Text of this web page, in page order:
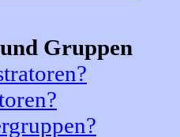
Gruppen